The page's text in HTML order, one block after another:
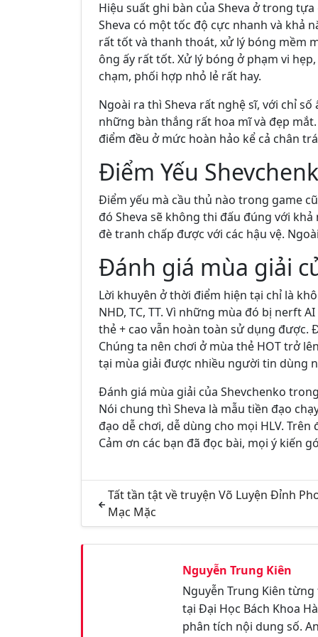
Hiệu suất ghi bàn của Sheva ở trong
Sheva có một tốc độ cực nhanh và khả
rất tốt và thanh thoát, xử lý bóng mềm
ông ấy rất tốt. Xử lý bóng ở phạm vi
chạm, phối hợp nhỏ lẻ rất hay.
Ngoài ra thì Sheva rất nghệ sĩ, với chỉ số
những bàn thắng rất hoa mĩ và đẹp
điểm đều ở mức hoàn hảo kể cả chân
Điểm Yếu
Điểm yếu mà cầu thủ nào trong game
đó Sheva sẽ không thi đấu đúng với
đè tranh chấp được với các hậu vệ.
Đánh giá mùa giải
Lời khuyên ở thời điểm hiện tại chỉ là
NHD, TC, TT. Vì những mùa đó bị nerft
thẻ + cao vẫn hoàn toàn sử dụng được.
Chúng ta nên chơi ở mùa thẻ HOT trở
tại mùa giải được nhiều người tin dùng
Đánh giá mùa giải của Shevchenko
Nói chung thì Sheva là mẫu tiền đạo
đạo dễ chơi, dễ dùng cho mọi HLV.
Cảm ơn các bạn đã đọc bài, mọi ý kiến
Tất tần tật về truyện Võ Luyện Đỉnh
Mạc Mặc
Nguyễn Trung Kiên
Nguyễn Trung Kiên
tại Đại Học Bách Khoa
phân tích nội dung số.